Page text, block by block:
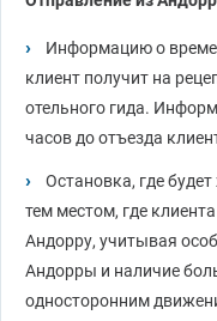
Информацию о
клиент получит на
отельного гида.
часов до отъезда
Остановка, где
тем местом, где
Андорру, учитывая
Андорры и наличие
односторонним